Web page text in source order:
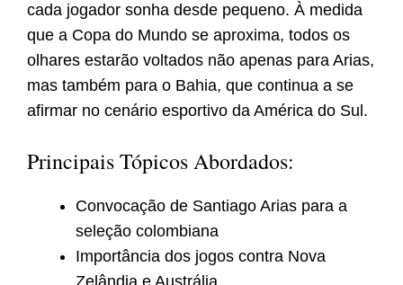
cada jogador sonha desde pequeno. À medida
que a Copa do Mundo se aproxima, todos os
olhares estarão voltados não apenas para Arias,
mas também para o Bahia, que continua a se
afirmar no cenário esportivo da América do Sul.
Principais Tópicos Abordados:
Convocação de Santiago Arias para a
seleção colombiana
Importância dos jogos contra Nova